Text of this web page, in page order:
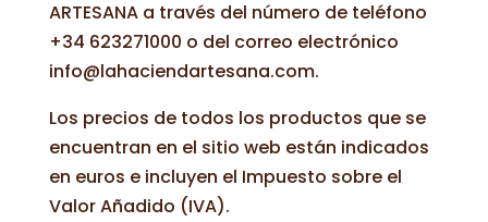
ARTESANA a través del número de teléfono
+34 623271000 o del correo electrónico
info@lahaciendartesana.com.
Los precios de todos los productos que se
encuentran en el sitio web están indicados
en euros e incluyen el Impuesto sobre el
Valor Añadido (IVA).